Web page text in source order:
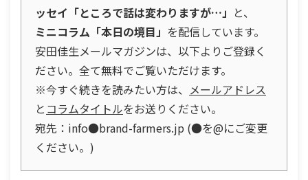
ッセイ「ところで話は変わりますが…」 と、
ミニコラム「本日の境目」 を配信しています。
安田佳生メールマガジンは、以下よりご登録く
ださい。全て無料でご覧いただけます。
※今すぐ続きを読みたい方は、 メールアドレス
と コラムタイトルをお送りください。
宛先：info●brand-farmers.jp (●を@にご変更
ください。)